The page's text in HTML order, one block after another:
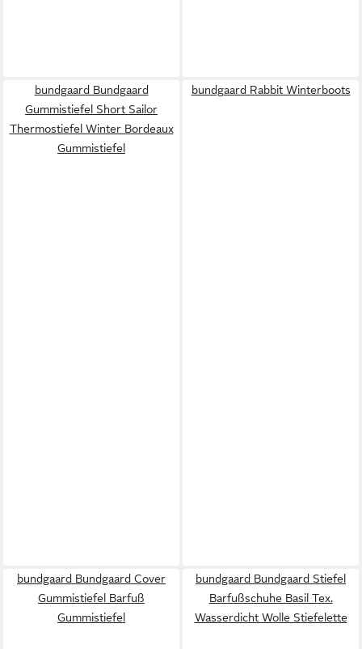
bundgaard Bundgaard
Gummistiefel Short Sailor
Thermostiefel Winter Bordeaux
Gummistiefel
bundgaard Rabbit Winterboots
bundgaard Bundgaard Cover
Gummistiefel Barfuß
Gummistiefel
bundgaard Bundgaard Stiefel
Barfußschuhe Basil Tex.
Wasserdicht Wolle Stiefelette